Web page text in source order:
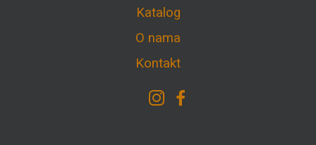
Katalog
O nama
Kontakt